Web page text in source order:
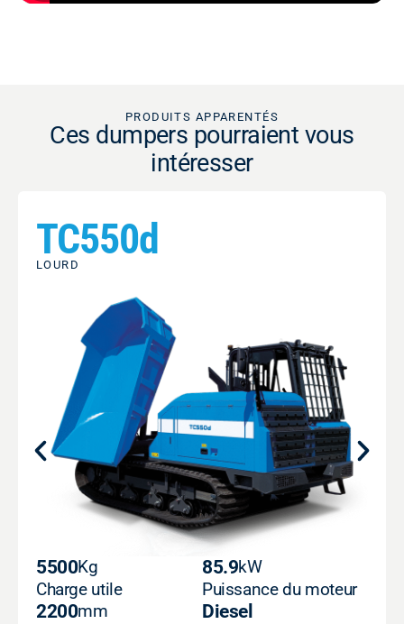
PRODUITS APPARENTÉS
Ces dumpers pourraient vous
intéresser
TC550d
LOURD
5500Kg
Charge utile
85.9kW
Puissance du moteur
2200mm
Diesel